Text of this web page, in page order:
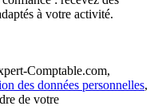
à votre activité.
Comptable.com,
des données personnelles,
de votre